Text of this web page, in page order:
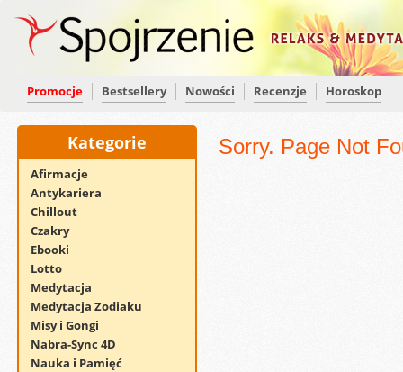
Promocje Bestsellery Nowości Recenzje Horoskop
Kategorie
Afirmacje
Antykariera
Chillout
Czakry
Ebooki
Lotto
Medytacja
Medytacja Zodiaku
Misy i Gongi
Nabra-Sync 4D
Nauka i Pamięć
Sorry. Page Not